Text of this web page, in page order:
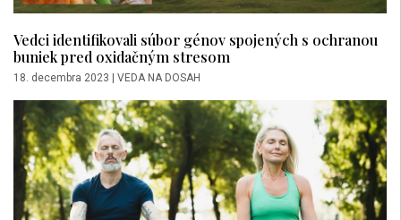
Vedci identifikovali súbor génov spojených s ochranou
buniek pred oxidačným stresom
18. decembra 2023 | VEDA NA DOSAH